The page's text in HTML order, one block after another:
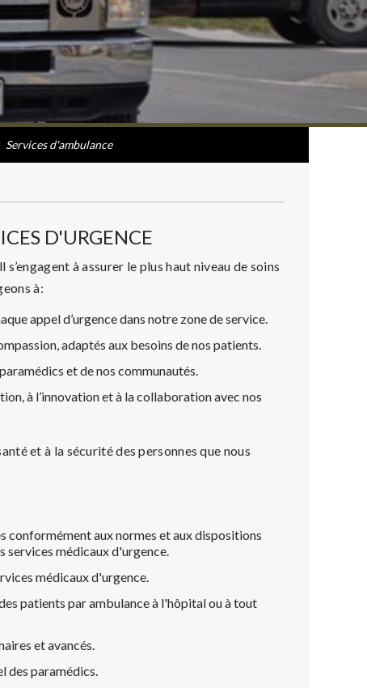
Services d'ambulance
D'URGENCE
à assurer le plus haut niveau de soins
à:
appel d’urgence dans notre zone de service.
adaptés aux besoins de nos patients.
et de nos communautés.
à l’innovation et à la collaboration avec nos
et à la sécurité des personnes que nous
conformément aux normes et aux dispositions
services médicaux d'urgence.
médicaux d'urgence.
patients par ambulance à l'hôpital ou à tout
et avancés.
des paramédics.